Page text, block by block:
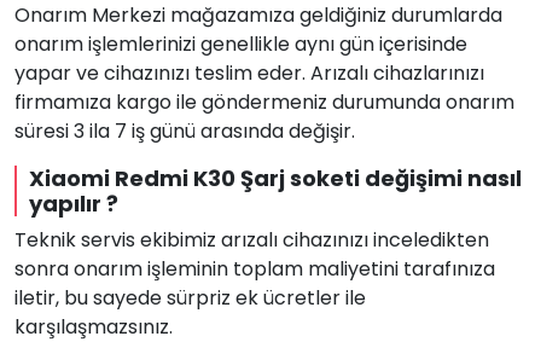
Onarım Merkezi mağazamıza geldiğiniz durumlarda
onarım işlemlerinizi genellikle aynı gün içerisinde
yapar ve cihazınızı teslim eder. Arızalı cihazlarınızı
firmamıza kargo ile göndermeniz durumunda onarım
süresi 3 ila 7 iş günü arasında değişir.
Xiaomi Redmi K30 Şarj soketi değişimi nasıl
yapılır ?
Teknik servis ekibimiz arızalı cihazınızı inceledikten
sonra onarım işleminin toplam maliyetini tarafınıza
iletir, bu sayede sürpriz ek ücretler ile
karşılaşmazsınız.